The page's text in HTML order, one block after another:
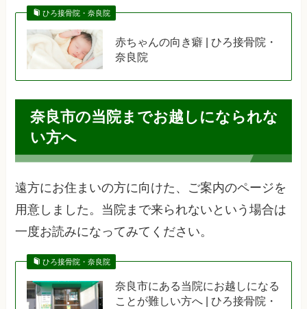
ひろ接骨院・奈良院
赤ちゃんの向き癖 | ひろ接骨院・
奈良院
奈良市の当院までお越しになられな
い方へ
遠方にお住まいの方に向けた、ご案内のページを
用意しました。当院まで来られないという場合は
一度お読みになってみてください。
ひろ接骨院・奈良院
奈良市にある当院にお越しになる
ことが難しい方へ | ひろ接骨院・